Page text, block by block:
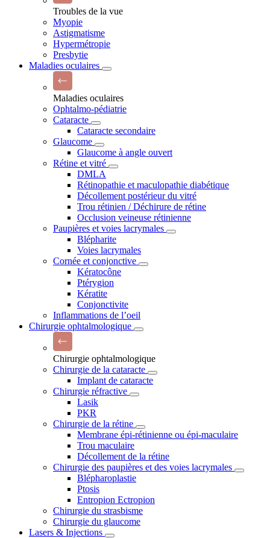
Troubles de la vue
Myopie
Astigmatisme
Hypermétropie
Presbytie
Maladies oculaires
Maladies oculaires
Ophtalmo-pédiatrie
Cataracte
Cataracte secondaire
Glaucome
Glaucome à angle ouvert
Rétine et vitré
DMLA
Rétinopathie et maculopathie diabétique
Décollement postérieur du vitré
Trou rétinien / Déchirure de rétine
Occlusion veineuse rétinienne
Paupières et voies lacrymales
Blépharite
Voies lacrymales
Cornée et conjonctive
Kératocône
Ptérygion
Kératite
Conjonctivite
Inflammations de l’oeil
Chirurgie ophtalmologique
Chirurgie ophtalmologique
Chirurgie de la cataracte
Implant de cataracte
Chirurgie réfractive
Lasik
PKR
Chirurgie de la rétine
Membrane épi-rétinienne ou épi-maculaire
Trou maculaire
Décollement de la rétine
Chirurgie des paupières et des voies lacrymales
Blépharoplastie
Ptosis
Entropion Ectropion
Chirurgie du strasbisme
Chirurgie du glaucome
Lasers & Injections